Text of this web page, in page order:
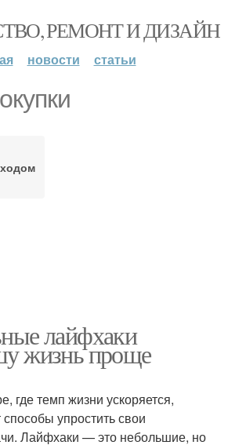
РЕМОНТ И ДИЗАЙН
новости статьи
лайфхаки
жизнь проще
где темп жизни ускоряется,
упростить свои
Лайфхаки — это небольшие, но